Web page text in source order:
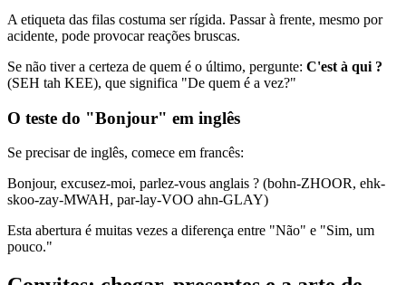
A etiqueta das filas costuma ser rígida. Passar à frente, mesmo por
acidente, pode provocar reações bruscas.
Se não tiver a certeza de quem é o último, pergunte: C'est à qui ?
(SEH tah KEE), que significa "De quem é a vez?"
O teste do "Bonjour" em inglês
Se precisar de inglês, comece em francês:
Bonjour, excusez-moi, parlez-vous anglais ? (bohn-ZHOOR, ehk-
skoo-zay-MWAH, par-lay-VOO ahn-GLAY)
Esta abertura é muitas vezes a diferença entre "Não" e "Sim, um
pouco."